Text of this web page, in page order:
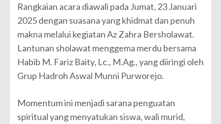
Rangkaian acara diawali pada Jumat, 23 Januari
2025 dengan suasana yang khidmat dan penuh
makna melalui kegiatan Az Zahra Bersholawat.
Lantunan sholawat menggema merdu bersama
Habib M. Fariz Baity, Lc., M.Ag., yang diiringi oleh
Grup Hadroh Aswal Munni Purworejo.
Momentum ini menjadi sarana penguatan
spiritual yang menyatukan siswa, wali murid,